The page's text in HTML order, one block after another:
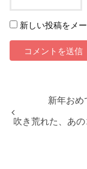
新しい投稿をメ
新年おめ
吹き荒れた、あ